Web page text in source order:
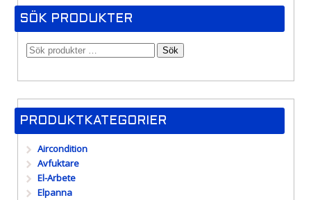
SÖK PRODUKTER
Sök
PRODUKTKATEGORIER
Aircondition
Avfuktare
El-Arbete
Elpanna